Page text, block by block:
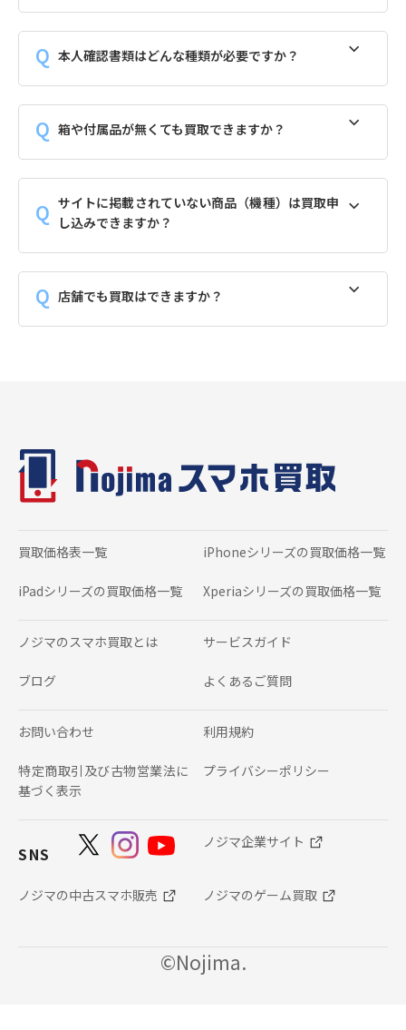
本人確認書類はどんな種類が必要ですか？
箱や付属品が無くても買取できますか？
サイトに掲載されていない商品（機種）は買取申
し込みできますか？
店舗でも買取はできますか？
買取価格表一覧 iPhoneシリーズの 買取価格一覧
iPadシリーズの 買取価格一覧 Xperiaシリーズの 買取価格一覧
ノジマのスマホ買取とは サービスガイド
ブログ よくあるご質問
お問い合わせ 利用規約
特定商取引及び古物営業法に
基づく表示
プライバシーポリシー
SNS
ノジマ企業サイト
ノジマの中古スマホ販売 ノジマのゲーム買取
©Nojima.